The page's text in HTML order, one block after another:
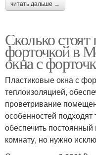
читать дальше →
Сколько
форточкой в
окна с
Пластиковые окна с
теплоизоляцией,
проветривание
особенностей
обеспечить постоянный
комнату, но нужно